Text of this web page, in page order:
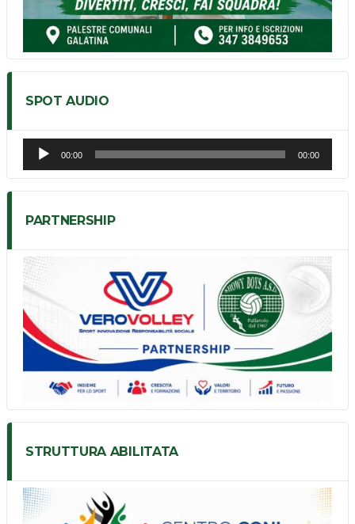
SPOT AUDIO
Audio
Player
00:00 00:00
PARTNERSHIP
STRUTTURA ABILITATA